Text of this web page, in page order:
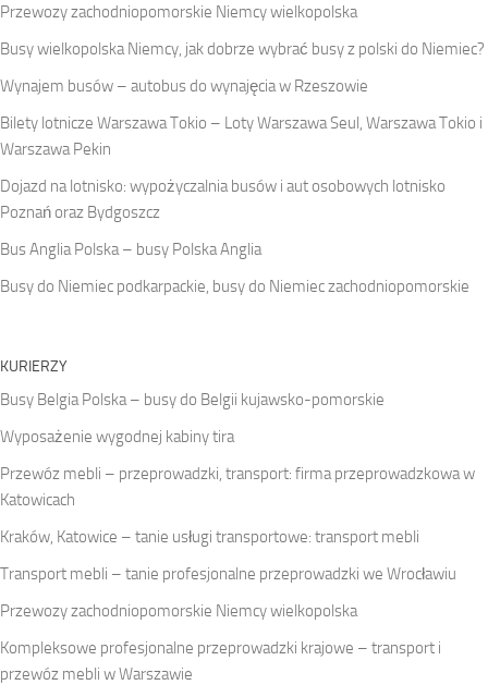
Przewozy zachodniopomorskie Niemcy wielkopolska
Busy wielkopolska Niemcy, jak dobrze wybrać busy z polski do Niemiec?
Wynajem busów – autobus do wynajęcia w Rzeszowie
Bilety lotnicze Warszawa Tokio – Loty Warszawa Seul, Warszawa Tokio i
Warszawa Pekin
Dojazd na lotnisko: wypożyczalnia busów i aut osobowych lotnisko
Poznań oraz Bydgoszcz
Bus Anglia Polska – busy Polska Anglia
Busy do Niemiec podkarpackie, busy do Niemiec zachodniopomorskie
KURIERZY
Busy Belgia Polska – busy do Belgii kujawsko-pomorskie
Wyposażenie wygodnej kabiny tira
Przewóz mebli – przeprowadzki, transport: firma przeprowadzkowa w
Katowicach
Kraków, Katowice – tanie usługi transportowe: transport mebli
Transport mebli – tanie profesjonalne przeprowadzki we Wrocławiu
Przewozy zachodniopomorskie Niemcy wielkopolska
Kompleksowe profesjonalne przeprowadzki krajowe – transport i
przewóz mebli w Warszawie